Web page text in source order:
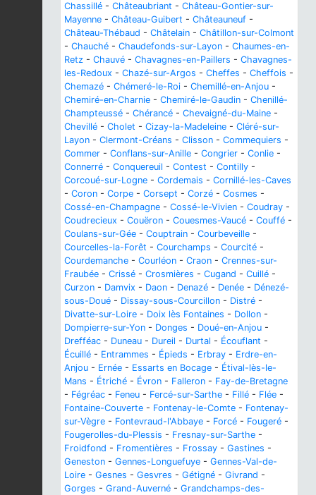
Chassillé - Châteaubriant - Château-Gontier-sur-
Mayenne - Château-Guibert - Châteauneuf -
Château-Thébaud - Châtelain - Châtillon-sur-Colmont
- Chauché - Chaudefonds-sur-Layon - Chaumes-en-
Retz - Chauvé - Chavagnes-en-Paillers - Chavagnes-
les-Redoux - Chazé-sur-Argos - Cheffes - Cheffois -
Chemazé - Chémeré-le-Roi - Chemillé-en-Anjou -
Chemiré-en-Charnie - Chemiré-le-Gaudin - Chenillé-
Champteussé - Chérancé - Chevaigné-du-Maine -
Chevillé - Cholet - Cizay-la-Madeleine - Cléré-sur-
Layon - Clermont-Créans - Clisson - Commequiers -
Commer - Conflans-sur-Anille - Congrier - Conlie -
Connerré - Conquereuil - Contest - Contilly -
Corcoué-sur-Logne - Cordemais - Cornillé-les-Caves
- Coron - Corpe - Corsept - Corzé - Cosmes -
Cossé-en-Champagne - Cossé-le-Vivien - Coudray -
Coudrecieux - Couëron - Couesmes-Vaucé - Couffé -
Coulans-sur-Gée - Couptrain - Courbeveille -
Courcelles-la-Forêt - Courchamps - Courcité -
Courdemanche - Courléon - Craon - Crennes-sur-
Fraubée - Crissé - Crosmières - Cugand - Cuillé -
Curzon - Damvix - Daon - Denazé - Denée - Dénezé-
sous-Doué - Dissay-sous-Courcillon - Distré -
Divatte-sur-Loire - Doix lès Fontaines - Dollon -
Dompierre-sur-Yon - Donges - Doué-en-Anjou -
Drefféac - Duneau - Dureil - Durtal - Écouflant -
Écuillé - Entrammes - Épieds - Erbray - Erdre-en-
Anjou - Ernée - Essarts en Bocage - Étival-lès-le-
Mans - Étriché - Évron - Falleron - Fay-de-Bretagne
- Fégréac - Feneu - Fercé-sur-Sarthe - Fillé - Flée -
Fontaine-Couverte - Fontenay-le-Comte - Fontenay-
sur-Vègre - Fontevraud-l'Abbaye - Forcé - Fougeré -
Fougerolles-du-Plessis - Fresnay-sur-Sarthe -
Froidfond - Fromentières - Frossay - Gastines -
Geneston - Gennes-Longuefuye - Gennes-Val-de-
Loire - Gesnes - Gesvres - Gétigné - Givrand -
Gorges - Grand-Auverné - Grandchamps-des-